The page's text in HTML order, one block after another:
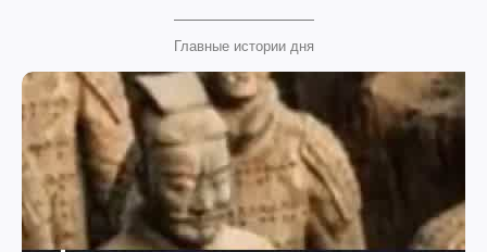
Главные истории дня